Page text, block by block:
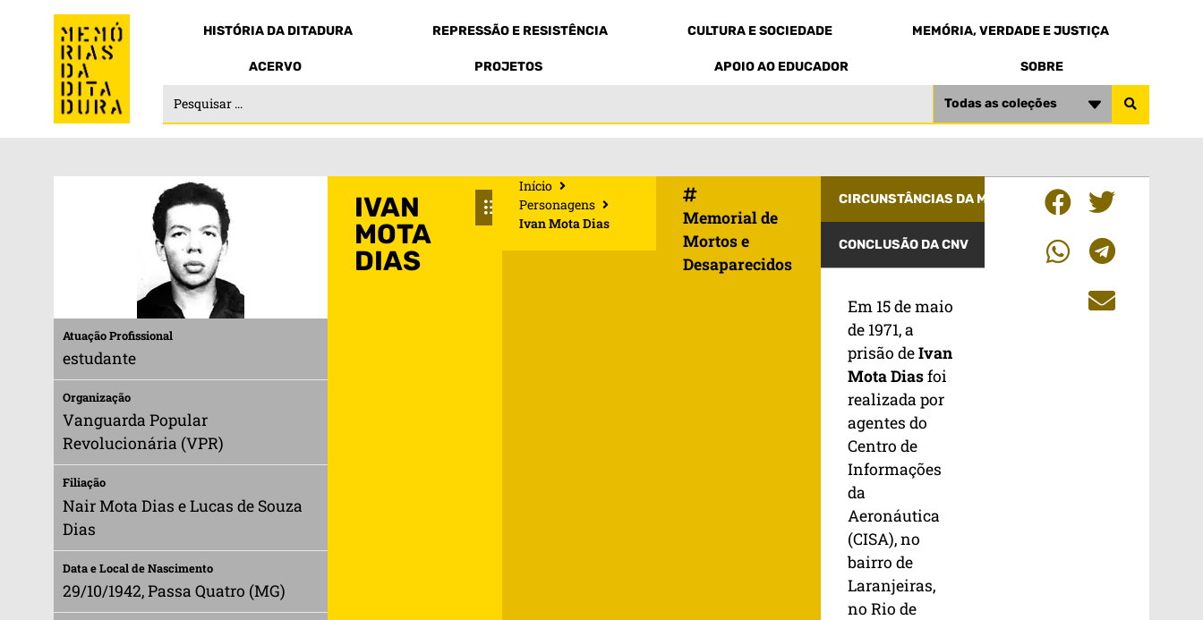
HISTÓRIA DA DITADURA REPRESSÃO E RESISTÊNCIA CULTURA E SOCIEDADE MEMÓRIA, VERDADE E JUSTIÇA
ACERVO PROJETOS APOIO AO EDUCADOR SOBRE
Todas as coleções
Atuação Profissional
estudante
Organização
Vanguarda Popular
Revolucionária (VPR)
Filiação
Nair Mota Dias e Lucas de Souza
Dias
Data e Local de Nascimento
29/10/1942, Passa Quatro (MG)
IVAN
MOTA
DIAS
Início
Personagens
Ivan Mota Dias
Memorial de
Mortos e
Desaparecidos
CIRCUNSTÂNCIAS DA MORTE
CONCLUSÃO DA CNV
Em 15 de maio
de 1971, a
prisão deIvan
Mota Diasfoi
realizada por
agentes do
Centro de
Informações
da
Aeronáutica
(CISA), no
bairro de
Laranjeiras,
no Rio de